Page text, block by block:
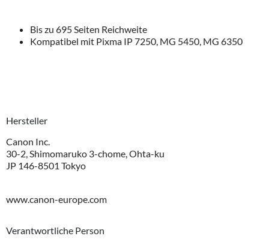
Bis zu 695 Seiten Reichweite
Kompatibel mit Pixma IP 7250, MG 5450, MG 6350
Hersteller
Canon Inc.
30-2, Shimomaruko 3-chome, Ohta-ku
JP 146-8501 Tokyo
www.canon-europe.com
Verantwortliche Person